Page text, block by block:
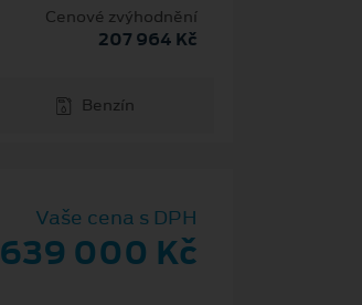
Cenové zvýhodnění
207 964 Kč
Benzín
Vaše cena s DPH
639 000 Kč